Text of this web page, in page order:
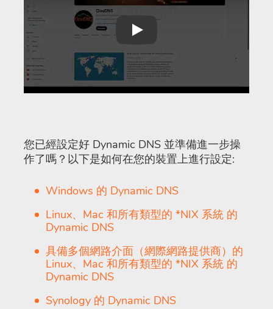
Play
您已經設定好 Dynamic DNS 並準備進一步操
作了嗎？以下是如何在您的裝置上進行設定:
Windows 的 Dynamic DNS
Linux、Mac 和所有類型的 *NIX 系統 的
Dynamic DNS
具備多個網路介面（網際網路提供商）的
Linux、Mac 和所有類型的 *NIX 系統 的
Dynamic DNS
Synology 的 Dynamic DNS